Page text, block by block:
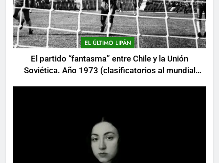
EL ÚLTIMO LIPÁN
El partido “fantasma” entre Chile y la Unión
Soviética. Año 1973 (clasificatorios al mundial